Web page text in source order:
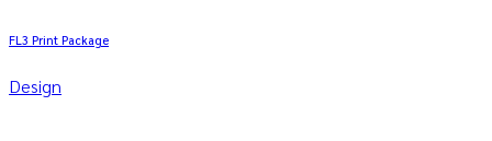
FL3 Print Package
Design